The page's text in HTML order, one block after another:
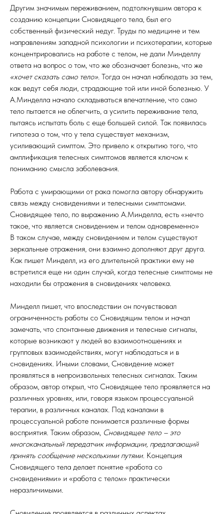
Другим значимым переживанием, подтолкнувшим автора к
созданию концепции Сновидящего тела, был его
собственный физический недуг. Труды по медицине и тем
направлениям западной психологии и психотерапии, которые
концентрировались на работе с телом, не дали Минделлу
ответа на вопрос о том, что же обозначает болезнь, что же
«хочет сказать само тело» . Тогда он начал наблюдать за тем,
как ведут себя люди, страдающие той или иной болезнью. У
А.Минделла начало складываться впечатление, что само
тело пытается не облегчить, а усилить переживание тела,
пытаясь испытать боль с еще большей силой. Так появилась
гипотеза о том, что у тела существует механизм,
усиливающий симптом. Это привело к открытию того, что
амплификация телесных симптомов является ключом к
пониманию смысла заболевания.
Работа с умирающими от рака помогла автору обнаружить
связь между сновидениями и телесными симптомами.
Сновидящее тело, по выражению А.Минделла, есть «нечто
такое, что является сновидением и телом одновременно»
В таком случае, между сновидением и телом существуют
зеркальные отражения, они взаимно дополняют друг друга.
Как пишет Минделл, из его длительной практики ему не
встретился еще ни один случай, когда телесные симптомы не
находили бы отражения в сновидениях человека.
Минделл пишет, что впоследствии он почувствовал
ограниченность работы со Сновидящим телом и начал
замечать, что спонтанные движения и телесные сигналы,
которые возникают у людей во взаимоотношениях и
групповых взаимодействиях, могут наблюдаться и в
сновидениях. Иными словами, Сновидение может
проявляться в непроизвольных телесных сигналах. Таким
образом, автор открыл, что Сновидящее тело проявляется на
различных уровнях, или, говоря языком процессуальной
терапии, в различных каналах. Под каналами в
процессуальной работе понимается различные формы
восприятия. Таким образом, Сновидящее тело – это
многоканальный передатчик информации, предлагающий
принять сообщение несколькими путями. Концепция
Сновидящего тела делает понятие «работа со
сновидениями» и «работа с телом» практически
неразличимыми.